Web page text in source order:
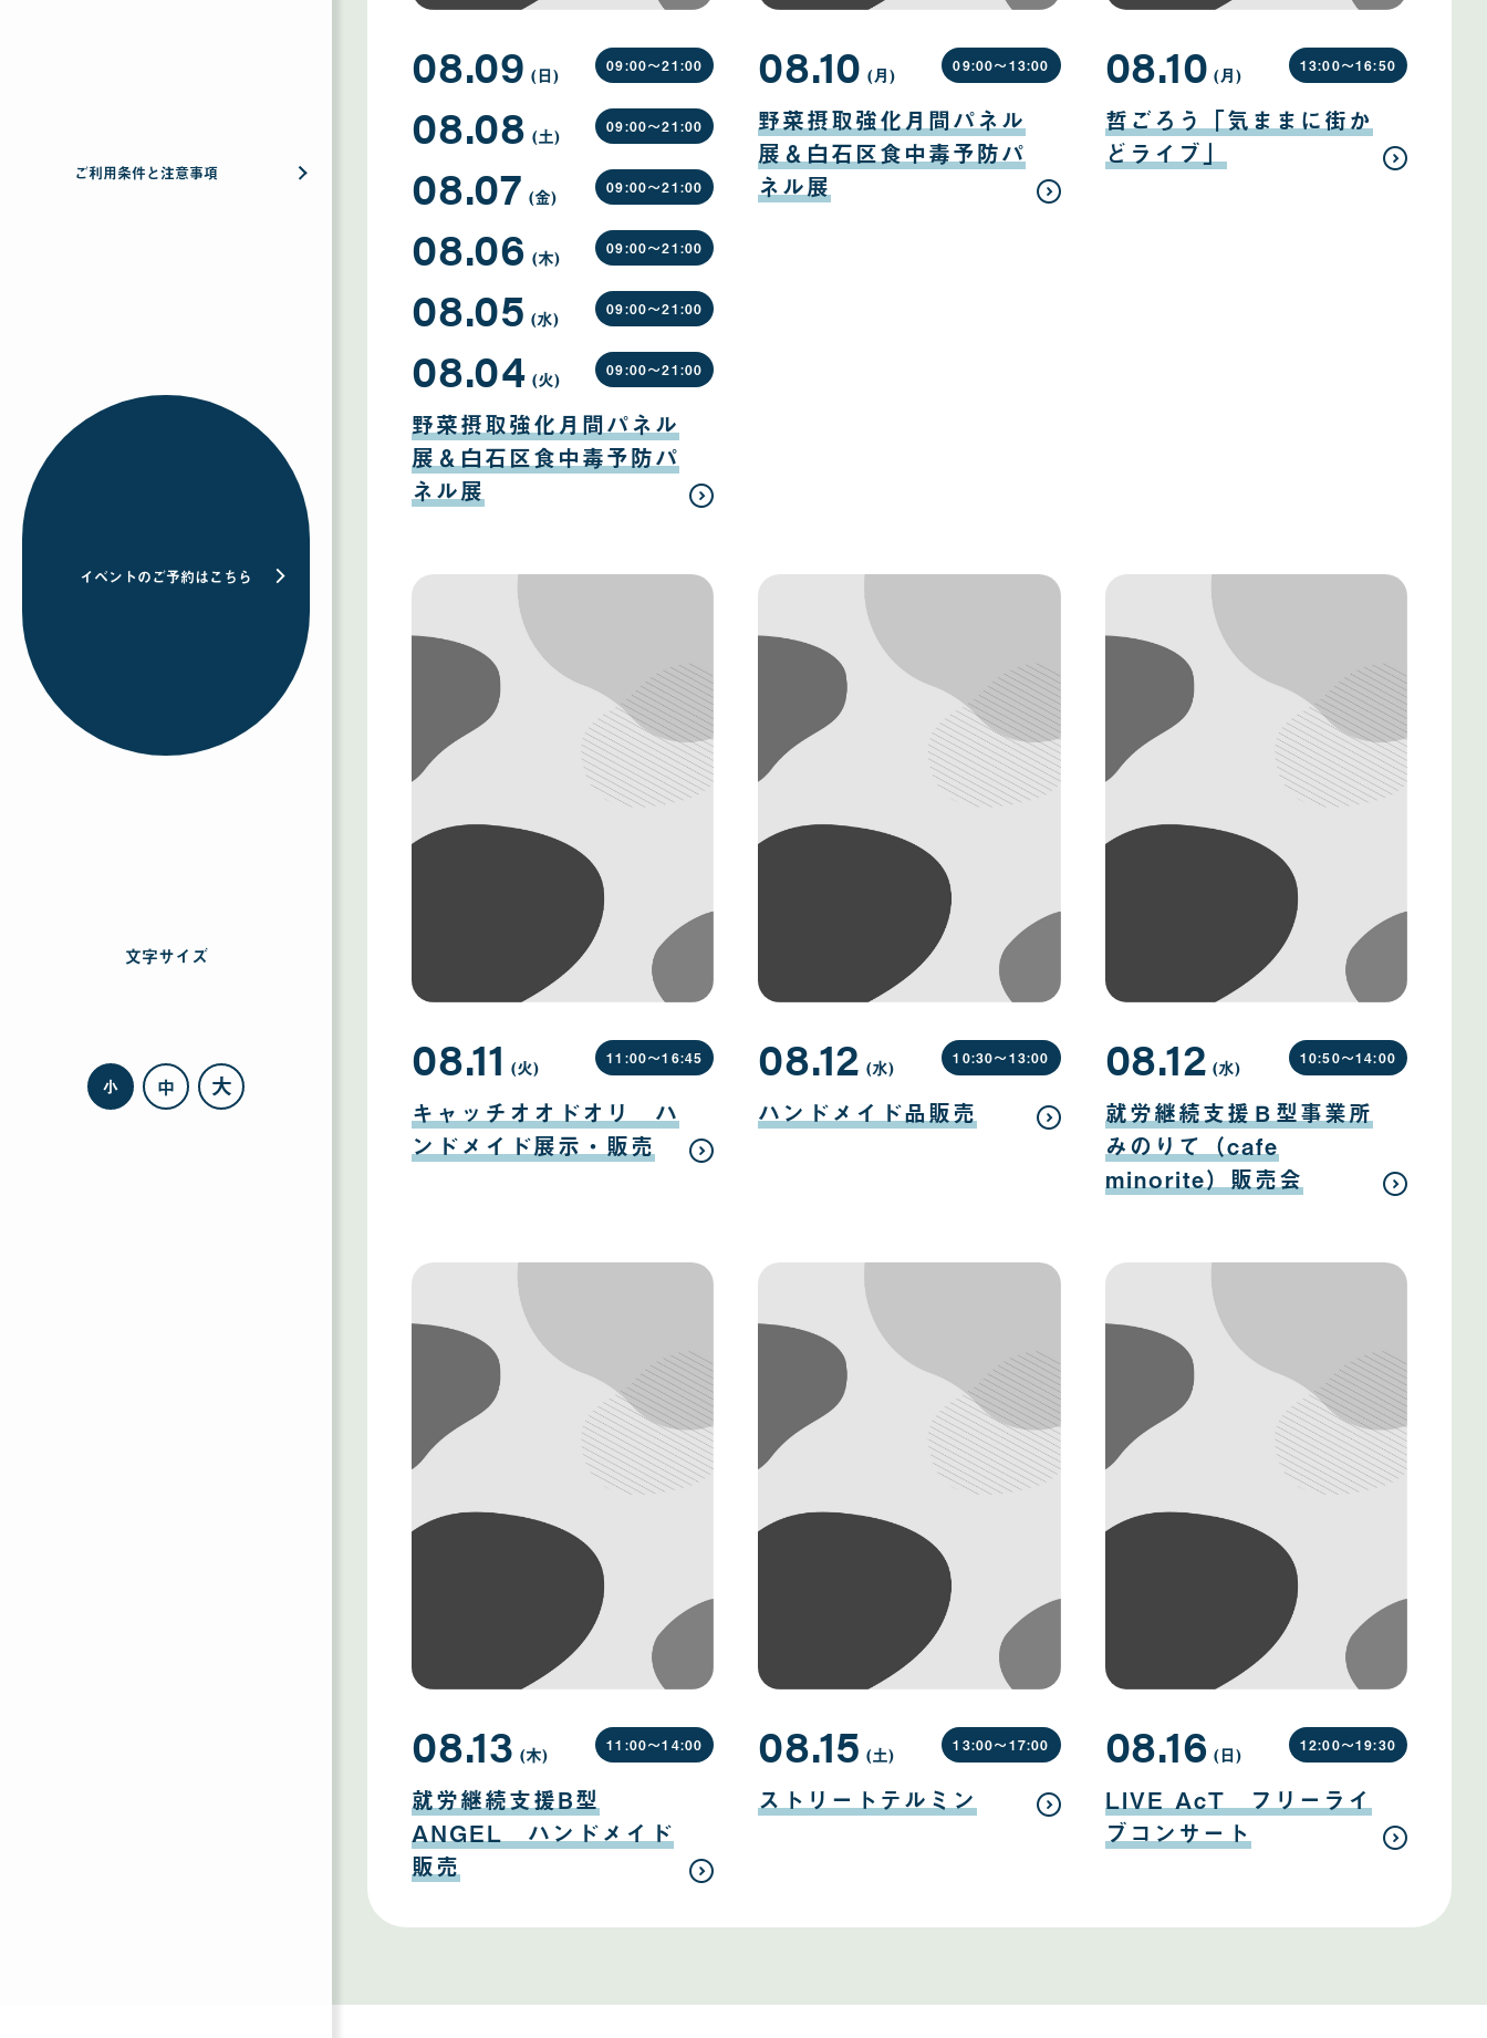
ご利用条件と注意事項
イベントのご予約はこちら
文字サイズを
小 中 大
野菜摂取強化月間パネル
展＆白石区食中毒予防パ
ネル展
08.04
月
04
日
(火曜
日
) 09:00〜21:00
08.05
月
05
日
(水曜
日
) 09:00〜21:00
08.06
月
06
日
(木曜
日
) 09:00〜21:00
08.07
月
07
日
(金曜
日
) 09:00〜21:00
08.08
月
08
日
(土曜
日
) 09:00〜21:00
08.09
月
09
日
(日曜
日
) 09:00〜21:00
野菜摂取強化月間パネル
展＆白石区食中毒予防パ
ネル展
08.10
月
10
日
(月曜
日
) 09:00〜13:00
哲ごろう「気ままに街か
どライブ」
08.10
月
10
日
(月曜
日
) 13:00〜16:50
キャッチオオドオリ ハ
ンドメイド展示・販売
08.11
月
11
日
(火曜
日
) 11:00〜16:45
ハンドメイド品販売
08.12
月
12
日
(水曜
日
) 10:30〜13:00
就労継続支援Ｂ型事業所
みのりて（cafe
minorite）販売会
08.12
月
12
日
(水曜
日
) 10:50〜14:00
就労継続支援B型
ANGEL ハンドメイド
販売
08.13
月
13
日
(木曜
日
) 11:00〜14:00
ストリートテルミン
08.15
月
15
日
(土曜
日
) 13:00〜17:00
LIVE AcT フリーライ
ブコンサート
08.16
月
16
日
(日曜
日
) 12:00〜19:30